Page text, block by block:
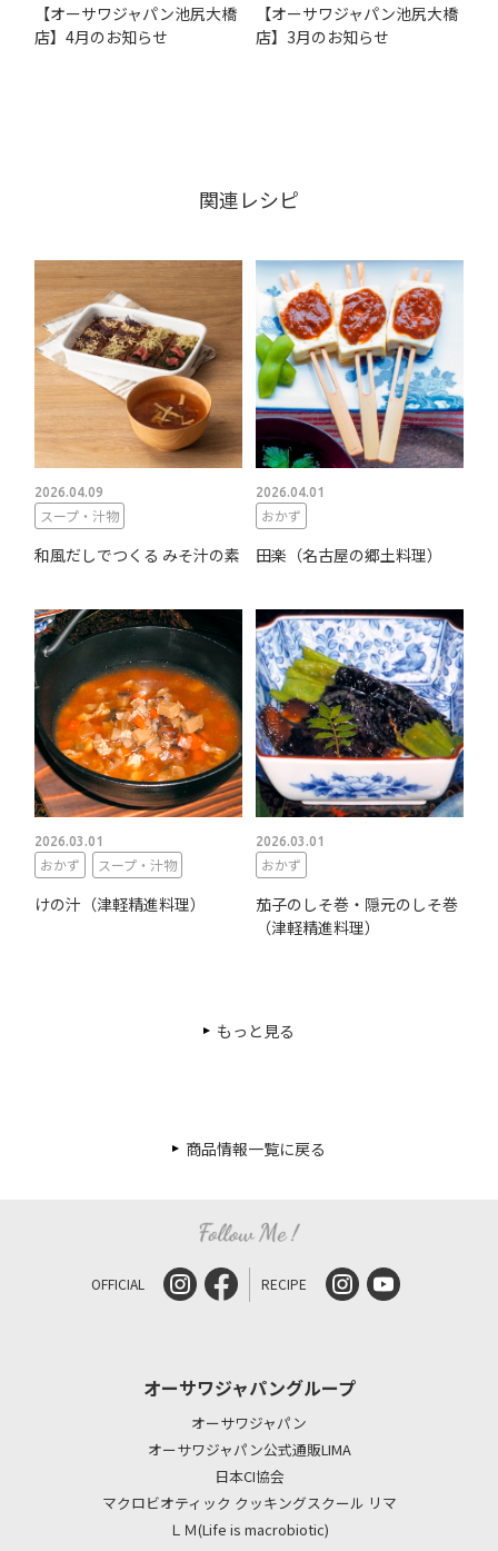
【オーサワジャパン池尻大橋
店】4月のお知らせ
【オーサワジャパン池尻大橋
店】3月のお知らせ
関連レシピ
2026.04.09
スープ・汁物
和風だしでつくる みそ汁の素
2026.04.01
おかず
田楽（名古屋の郷土料理）
2026.03.01
おかず スープ・汁物
けの汁（津軽精進料理）
2026.03.01
おかず
茄子のしそ巻・隠元のしそ巻
（津軽精進料理）
もっと見る
商品情報一覧に戻る
OFFICIAL RECIPE
オーサワジャパングループ
オーサワジャパン
オーサワジャパン公式通販LIMA
日本CI協会
マクロビオティック クッキングスクール リマ
ＬＭ(Life is macrobiotic)